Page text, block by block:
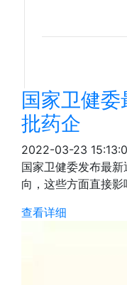
国家卫健
批药企
2022-03-23
国家卫健委发布最
向，这些方面直接影
查看详细